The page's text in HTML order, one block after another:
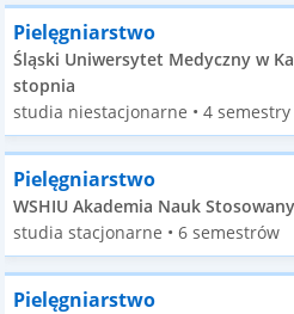
Pielęgniarstwo
Śląski Uniwersytet Medyczny w
stopnia
studia niestacjonarne • 4 semestry
Pielęgniarstwo
WSHIU Akademia Nauk
studia stacjonarne • 6 semestrów
Pielęgniarstwo